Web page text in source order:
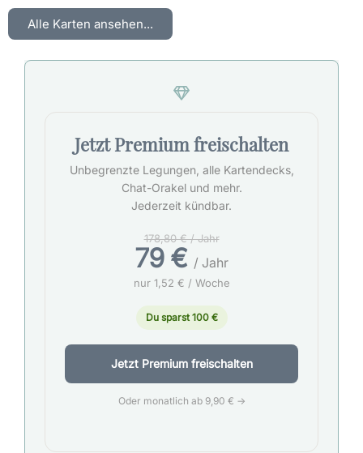
Alle Karten ansehen...
Jetzt Premium freischalten
Unbegrenzte Legungen, alle Kartendecks,
Chat-Orakel und mehr.
Jederzeit kündbar.
178,80 € / Jahr
79 € / Jahr
nur 1,52 € / Woche
Du sparst 100 €
Jetzt Premium freischalten
Oder monatlich ab 9,90 € →